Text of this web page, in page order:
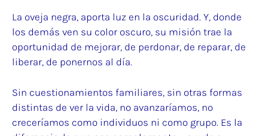
La oveja negra, aporta luz en la oscuridad. Y, donde
los demás ven su color oscuro, su misión trae la
oportunidad de mejorar, de perdonar, de reparar, de
liberar, de ponernos al día.
Sin cuestionamientos familiares, sin otras formas
distintas de ver la vida, no avanzaríamos, no
creceríamos como individuos ni como grupo. Es la